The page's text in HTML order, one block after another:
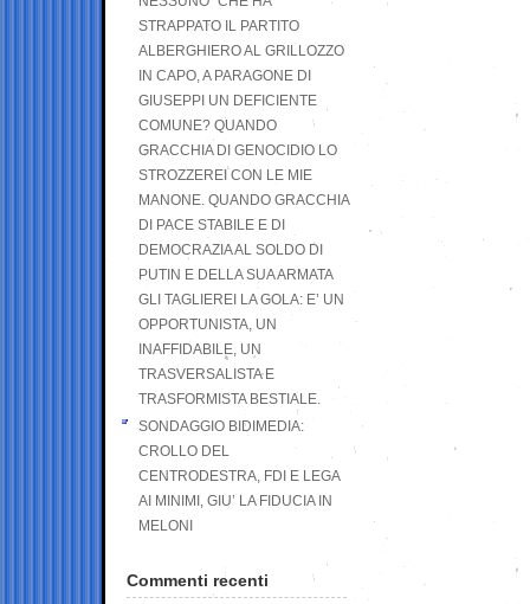
STRAPPATO IL PARTITO
ALBERGHIERO AL GRILLOZZO
IN CAPO, A PARAGONE DI
GIUSEPPI UN DEFICIENTE
COMUNE? QUANDO
GRACCHIA DI GENOCIDIO LO
STROZZEREI CON LE MIE
MANONE. QUANDO GRACCHIA
DI PACE STABILE E DI
DEMOCRAZIA AL SOLDO DI
PUTIN E DELLA SUA ARMATA
GLI TAGLIEREI LA GOLA: E’ UN
OPPORTUNISTA, UN
INAFFIDABILE, UN
TRASVERSALISTA E
TRASFORMISTA BESTIALE.
SONDAGGIO BIDIMEDIA:
CROLLO DEL
CENTRODESTRA, FDI E LEGA
AI MINIMI, GIU’ LA FIDUCIA IN
MELONI
Commenti recenti